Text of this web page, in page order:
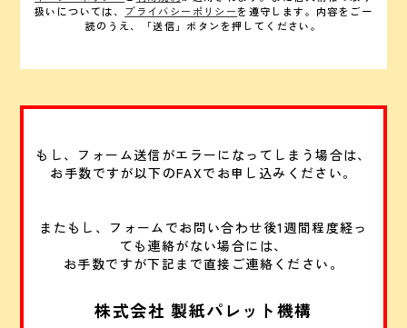
扱いについては、 プライバシーポリシーを遵守します。 内容をご一
読のうえ、「送信」ボタンを押してください。
もし、フォーム送信がエラーになってしまう場合は、
お手数ですが以下のFAXでお申し込みください。
またもし、フォームでお問い合わせ後1週間程度経っ
ても連絡がない場合には、
お手数ですが下記まで直接ご連絡ください。
株式会社 製紙パレット機構